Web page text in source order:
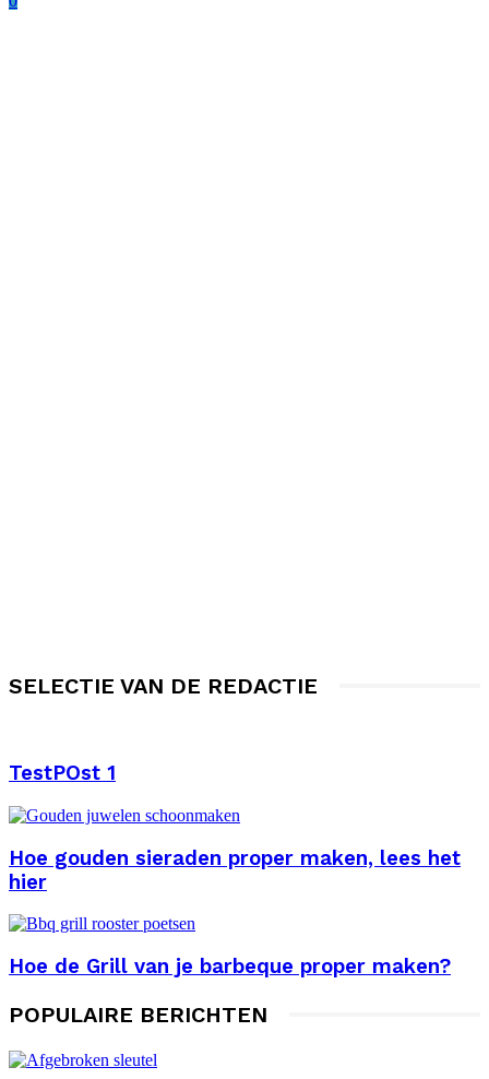
SELECTIE VAN DE REDACTIE
TestPOst 1
Hoe gouden sieraden proper maken, lees het
hier
Hoe de Grill van je barbeque proper maken?
POPULAIRE BERICHTEN